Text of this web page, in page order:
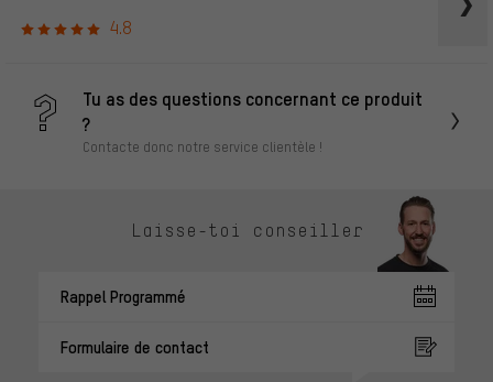
4.8
Tu as des questions concernant ce produit
?
Contacte donc notre service clientèle !
Laisse-toi conseiller
Rappel Programmé
Formulaire de contact